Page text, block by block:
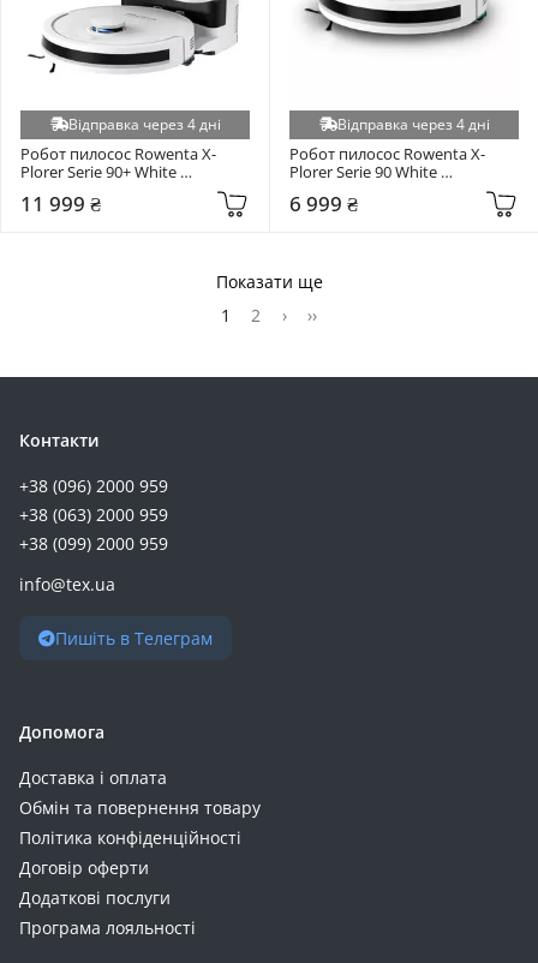
Відправка через 4 дні
Робот пилосос Rowenta X-
Plorer Serie 90+ White
11 999 ₴
Відправка через 4 дні
Робот пилосос Rowenta X-
Plorer Serie 90 White
6 999 ₴
Показати ще
1
2 › ››
Контакти
+38 (096) 2000 959
+38 (063) 2000 959
+38 (099) 2000 959
info@tex.ua
Пишіть в Телеграм
Допомога
Доставка і оплата
Обмін та повернення товару
Політика конфіденційності
Договір оферти
Додаткові послуги
Програма лояльності